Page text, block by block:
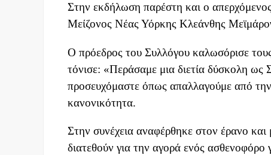
Στην εκδήλωση παρέστη και ο
Μείζονος Νέας Υόρκης Κλεάνθης
Ο πρόεδρος του Συλλόγου καλωσόρισε
τόνισε: «Περάσαμε μια διετία δύσκολη
προσευχόμαστε όπως απαλλαγούμε από
κανονικότητα.
Στην συνέχεια αναφέρθηκε στον έρανο
διατεθούν για την αγορά ενός